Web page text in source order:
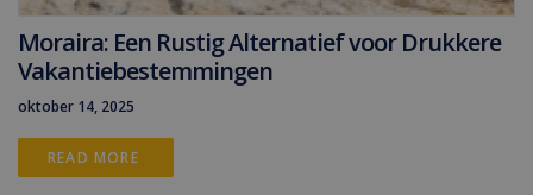
Moraira: Een Rustig Alternatief voor Drukkere
Vakantiebestemmingen
oktober 14, 2025
READ MORE